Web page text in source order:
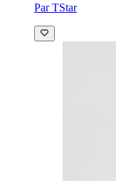
Par TStar